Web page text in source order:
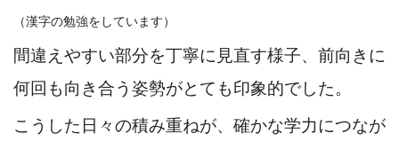
（漢字の勉強をしています）
間違えやすい部分を丁寧に見直す様子、前向きに
何回も向き合う姿勢がとても印象的でした。
こうした日々の積み重ねが、確かな学力につなが